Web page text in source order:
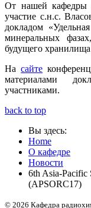
От нашей кафедры
участие с.н.с.
докладом
минеральных
будущего
Насайте
материалами
участниками.
back to top
Вы здесь:
Home
О кафедре
Новости
6th Asia-Pacific
(APSORC17)
© 2026 Кафедра